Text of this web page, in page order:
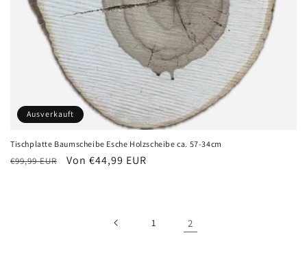
Ausverkauft
Tischplatte Baumscheibe Esche Holzscheibe ca. 57-34cm
Normaler
€99,99 EUR Verkaufspreis
Von €44,99 EUR
1 2